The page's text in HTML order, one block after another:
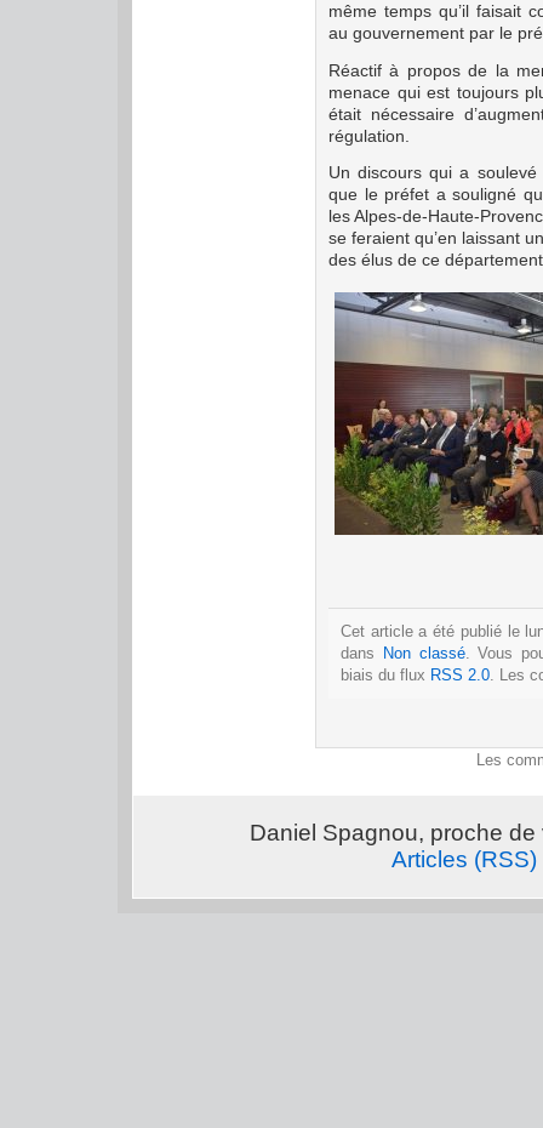
même temps qu’il faisait
au gouvernement par le
Réactif à propos de la
menace qui est toujours
était nécessaire
régulation.
Un discours qui a soulevé
que le préfet a souligné
les Alpes-de-Haute-
se feraient qu’en laissant
des élus de ce
Cet article a été publié le
dans
Non classé. Vous
biais du flux RSS 2.0. Les
Les
Daniel Spagnou, proche
Articles (RSS)